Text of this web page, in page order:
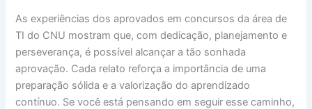
As experiências dos aprovados em concursos da área de
TI do CNU mostram que, com dedicação, planejamento e
perseverança, é possível alcançar a tão sonhada
aprovação. Cada relato reforça a importância de uma
preparação sólida e a valorização do aprendizado
contínuo. Se você está pensando em seguir esse caminho,